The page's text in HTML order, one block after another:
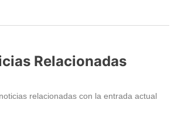
Relacionadas
relacionadas con la entrada actual